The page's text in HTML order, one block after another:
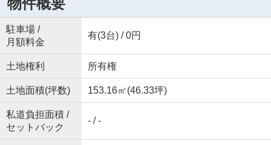
物件概要
駐車場 /
月額料金
有(3台) / 0円
土地権利 所有権
土地面積(坪数) 153.16㎡(46.33坪)
私道負担面積 /
セットバック
- / -